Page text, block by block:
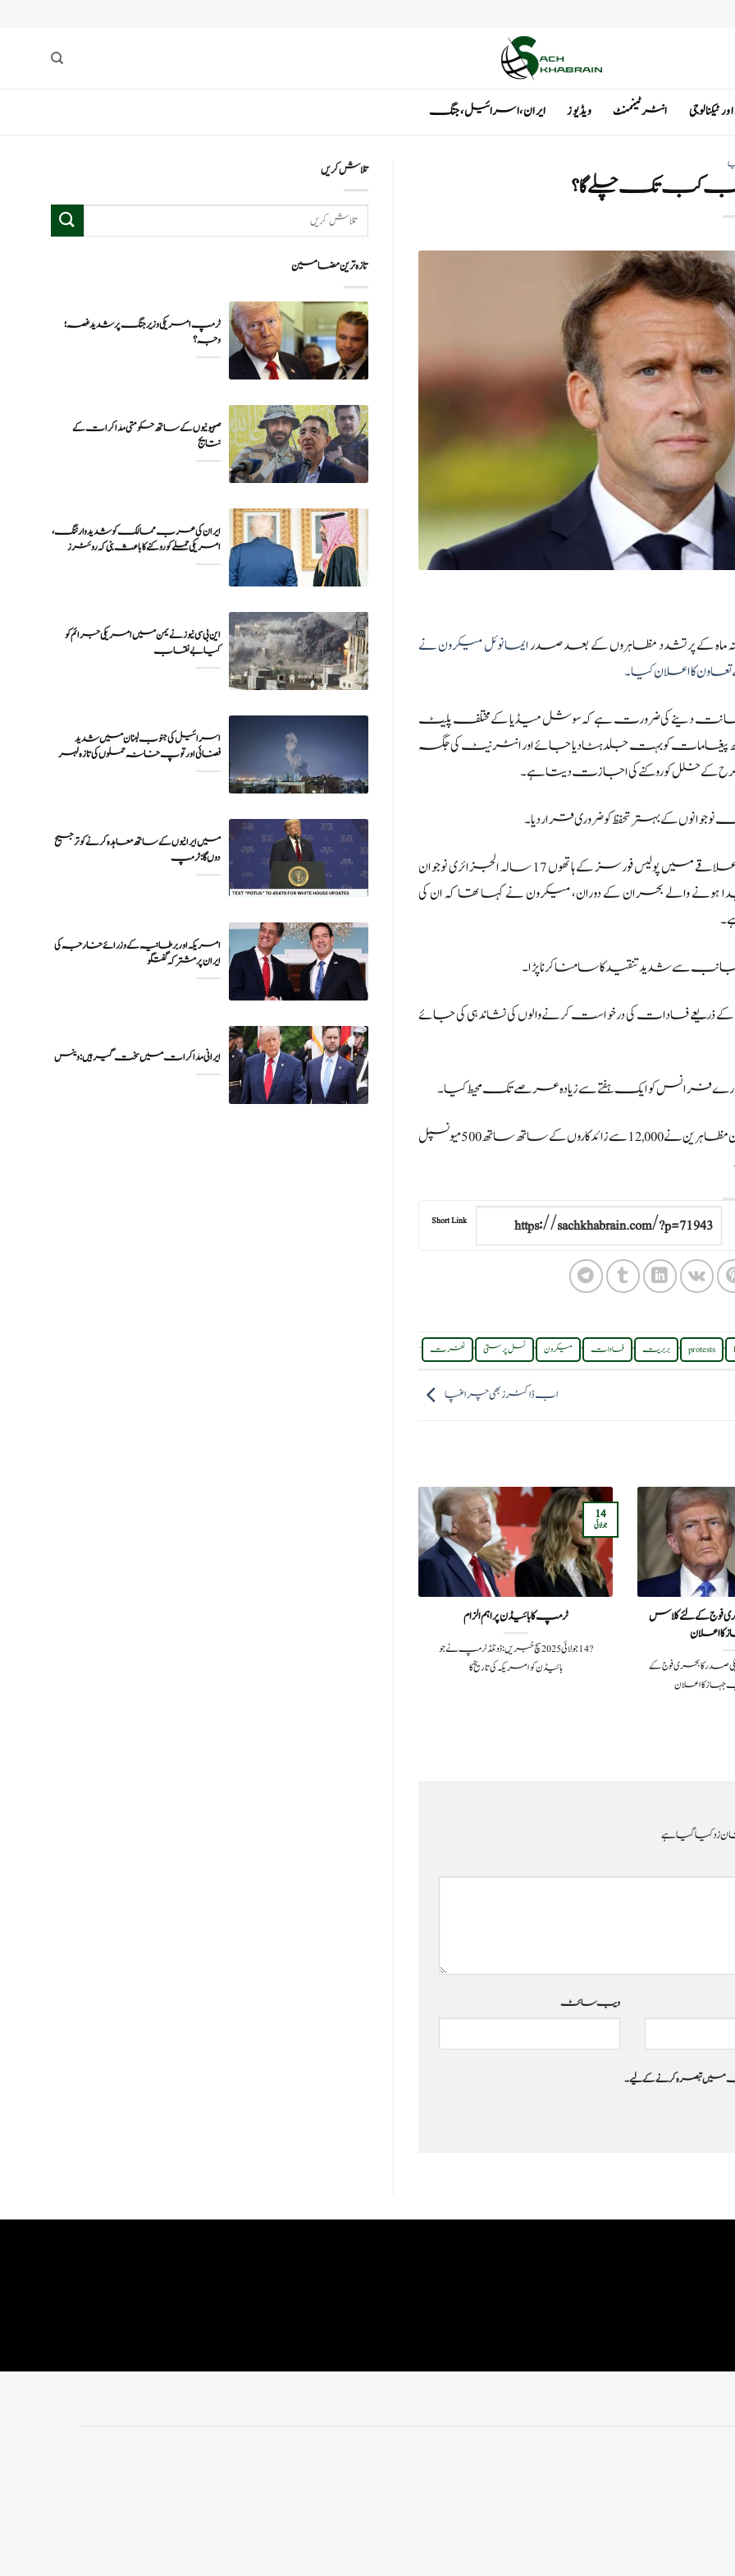
انٹرٹینمنٹ ویڈیوز ایران ، اسرائیل ، جنگ
کب تک چلے گا ؟
کے پرتشدد مظاہروں کے بعد صدرایمانوئل میکرون نے
کا اعلان کیا۔
دینے کی ضرورت ہے کہ سوشل میڈیا کے مختلف پلیٹ
کو بہت جلد ہٹا دیا جائے اور انٹرنیٹ کی جگہ
کے خلل کو روکنے کی اجازت دیتا ہے۔
کے بہتر تحفظ کو ضروری قرار دیا۔
اس سے قبل جولائی کے اوائل میں، پیرس کے مضافاتی علاقے میں پولیس فورسز کے ہاتھوں 17 سالہ الجزائری نوجوان
والے بحران کے دوران، میکرون نے کہا تھا کہ ان کی
سے شدید تنقید کا سامنا کرنا پڑا۔
فسادات کی درخواست کرنے والوں کی نشاندہی کی جائے
فرانسیسی وزارت داخلہ نے اعلان کیا کہ بدامنی کے دوران نوجوان مظاہرین نے 12,000 سے زائد کاروں کے ساتھ ساتھ 500 میونسپل
Short Link
,
protests
, بربریت , فسادات , میکرون , نسل پرستی , نفرت .
اب ڈاکٹرز بھی چراغپا
فوج کے لئے کلاس
اعلان
2025امریکی صدر کا بحری فوج کے
کا اعلان
ٹرمپ کا بائیڈن پر اہم الزام
?️ 14 جولائی 2025 سچ خبریں:ڈونلڈ ٹرمپ نے جو
بائیڈن کو امریکہ کی تاریخ کا
14
جولائی
زد کیا گیا ہے
ویب‌ سائٹ
جب میں تبصرہ کرنے کےلیے۔
تلاش کریں
تازہ ترین مضامین
ٹرمپ امریکی وزیر جنگ پر شدید غصہ؛
وجہ ؟
صہیونیوں کے ساتھ حکومتی مذاکرات کے
نتایج
ایران کی عرب ممالک کو شدید وارننگ،
امریکی حملے کو روکنے کا باعث بنی کہ روئٹرز
این بی سی نیوز نے یمن میں امریکی جرائم کو
اسرائیل کی جنوب لبنان میں شدید
فضائی اور توپ خانہ حملوں کی تازہ لہر
میں ایرانیوں کے ساتھ معاہدہ کرنے کو ترجیح
دوں گا : ٹرمپ
امریکہ اور برطانیہ کے وزرائے خارجہ کی
ایران پر مشترکہ گفتگو
ایرانی مذاکرات میں سخت گیر ہیں: وینس